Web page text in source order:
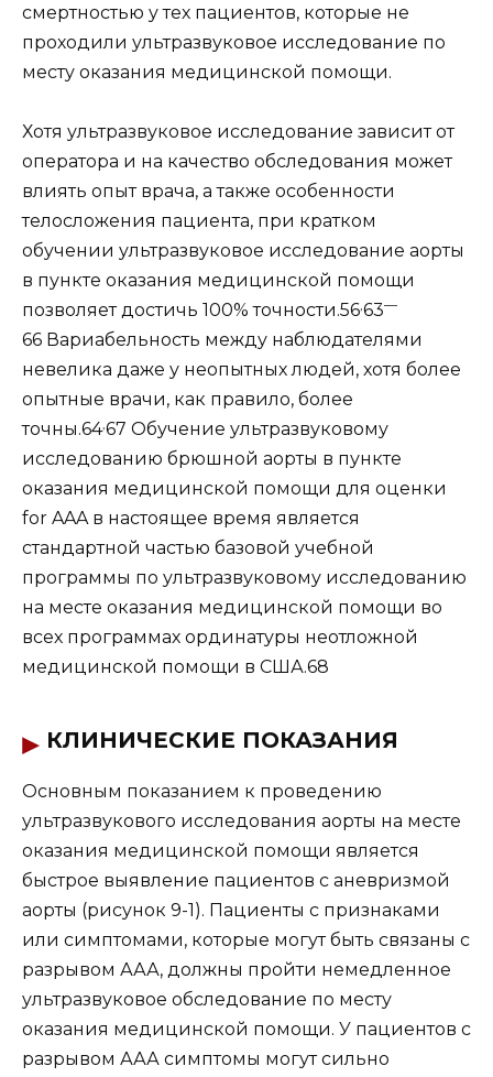
смертностью у тех пациентов, которые не
проходили ультразвуковое исследование по
месту оказания медицинской помощи.
Хотя ультразвуковое исследование зависит от
оператора и на качество обследования может
влиять опыт врача, а также особенности
телосложения пациента, при кратком
обучении ультразвуковое исследование аорты
в пункте оказания медицинской помощи
позволяет достичь 100% точности.56,63—
66 Вариабельность между наблюдателями
невелика даже у неопытных людей, хотя более
опытные врачи, как правило, более
точны.64,67 Обучение ультразвуковому
исследованию брюшной аорты в пункте
оказания медицинской помощи для оценки
for AAA в настоящее время является
стандартной частью базовой учебной
программы по ультразвуковому исследованию
на месте оказания медицинской помощи во
всех программах ординатуры неотложной
медицинской помощи в США.68
КЛИНИЧЕСКИЕ ПОКАЗАНИЯ
Основным показанием к проведению
ультразвукового исследования аорты на месте
оказания медицинской помощи является
быстрое выявление пациентов с аневризмой
аорты (рисунок 9-1). Пациенты с признаками
или симптомами, которые могут быть связаны с
разрывом ААА, должны пройти немедленное
ультразвуковое обследование по месту
оказания медицинской помощи. У пациентов с
разрывом ААА симптомы могут сильно